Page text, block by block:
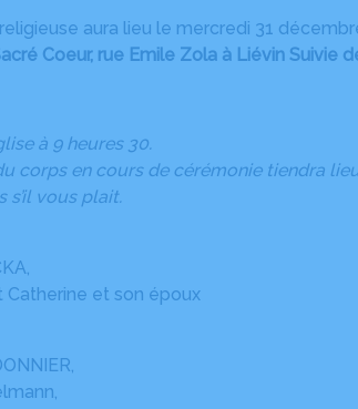
aura lieu le mercredi 31
Coeur, rue Emile Zola à Liévin Suivie
à 9 heures 30.
corps en cours de cérémonie tiendra
s’il vous plait.
Catherine et son époux